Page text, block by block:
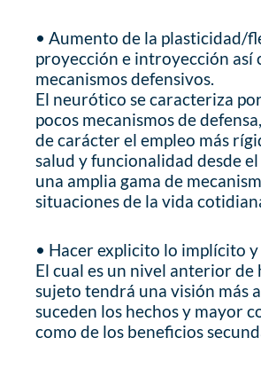
• Aumento de la plasticidad/
proyección e introyección así
mecanismos defensivos.
El neurótico se caracteriza
pocos mecanismos de
de carácter el empleo más
salud y funcionalidad desde
una amplia gama de
situaciones de la vida
• Hacer explicito lo implícito
El cual es un nivel anterior
sujeto tendrá una visión más
suceden los hechos y mayor
como de los beneficios